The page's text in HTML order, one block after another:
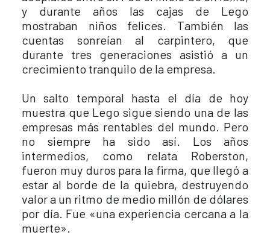
y durante años las cajas de Lego
mostraban niños felices. También las
cuentas sonreían al carpintero, que
durante tres generaciones asistió a un
crecimiento tranquilo de la empresa.
Un salto temporal hasta el día de hoy
muestra que Lego sigue siendo una de las
empresas más rentables del mundo. Pero
no siempre ha sido así. Los años
intermedios, como relata Roberston,
fueron muy duros para la firma, que llegó a
estar al borde de la quiebra, destruyendo
valor a un ritmo de medio millón de dólares
por día. Fue «una experiencia cercana a la
muerte».